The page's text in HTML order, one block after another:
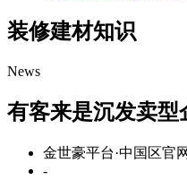
装修建材知识
News
有客来是沉发卖型
金世豪平台·中国区官网
-